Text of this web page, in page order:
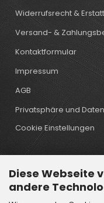
Diese Webseite
andere
Widerrufsrecht &
Versand- &
Kontaktformular
Impressum
AGB
Privatsphäre und
Cookie Einstellungen
Kontakt